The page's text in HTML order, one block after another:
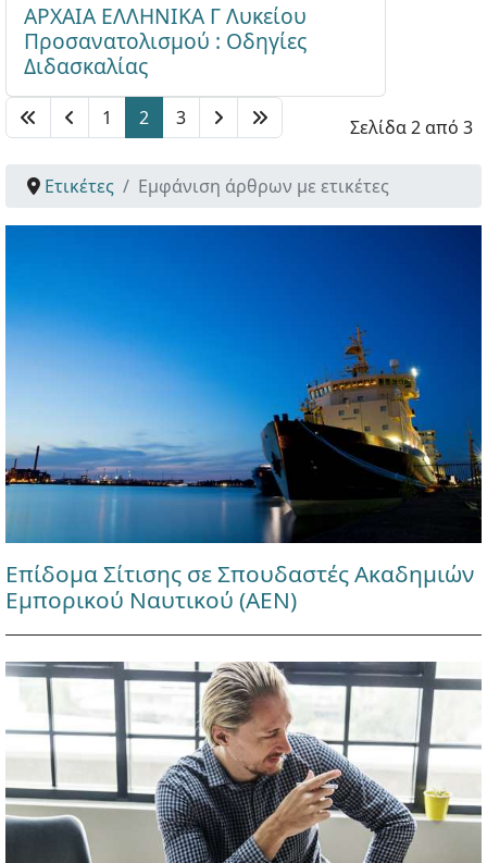
ΑΡΧΑΙΑ ΕΛΛΗΝΙΚΑ Γ Λυκείου
Προσανατολισμού : Οδηγίες
Διδασκαλίας
Σελίδα 2 από 3
1 2 3
Ετικέτες Εμφάνιση άρθρων με ετικέτες
Επίδομα Σίτισης σε Σπουδαστές Ακαδημιών
Εμπορικού Ναυτικού (ΑΕΝ)